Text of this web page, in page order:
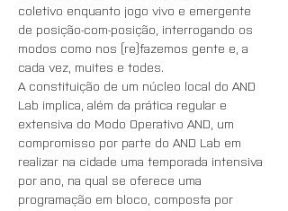
coletivo enquanto jogo vivo e emergente
de posição-com-posição, interrogando os
modos como nos (re)fazemos gente e, a
cada vez, muites e todes.
A constituição de um núcleo local do AND
Lab implica, além da prática regular e
extensiva do Modo Operativo AND, um
compromisso por parte do AND Lab em
realizar na cidade uma temporada intensiva
por ano, na qual se oferece uma
programação em bloco, composta por